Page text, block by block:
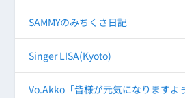
SAMMYのみちくさ日記
Singer LISA(Kyoto)
Vo.Akko「皆様が元気になりますよ